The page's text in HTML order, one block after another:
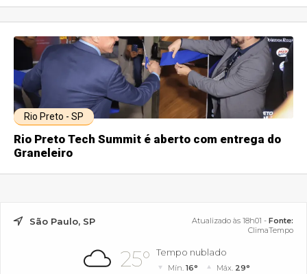
Rio Preto - SP
Rio Preto Tech Summit é aberto com entrega do
Graneleiro
São Paulo, SP Atualizado às 18h01 - Fonte:
ClimaTempo
25° Tempo nublado
Mín.16° Máx. 29°